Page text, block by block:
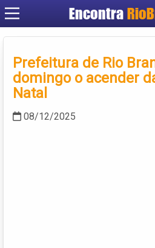
Encontra
Criar
Prefeitura de Rio
domingo o acender
Natal
08/12/2025